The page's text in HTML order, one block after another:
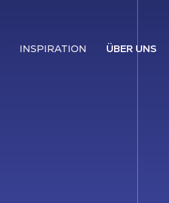
INSPIRATION ÜBER UNS